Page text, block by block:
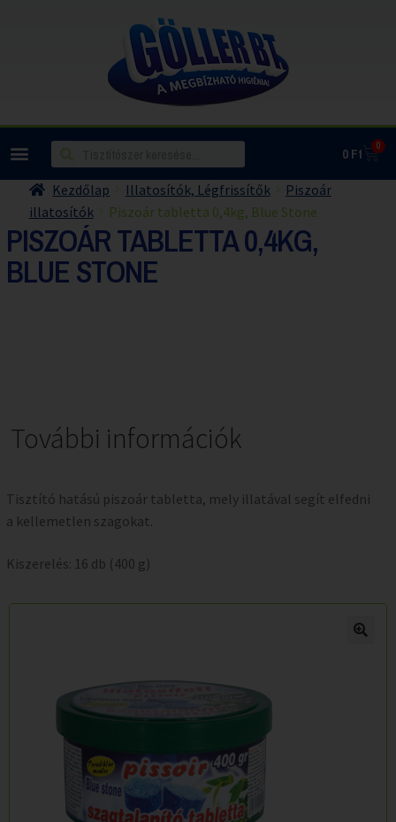
0Ft 0
Kezdőlap Illatosítók, Légfrissítők
Piszoár
illatosítók
Piszoár tabletta 0,4kg, Blue Stone
PISZOÁR TABLETTA 0,4KG,
BLUE STONE
További információk
Tisztító hatású piszoár tabletta, mely illatával segít elfedni
a kellemetlen szagokat.
Kiszerelés: 16 db (400 g)